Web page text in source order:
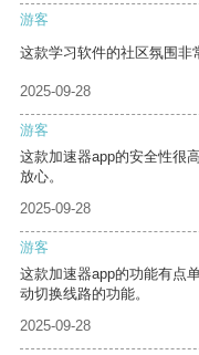
游客
这款学习软件的社区氛围非
2025-09-28
游客
这款加速器app的安全性很
放心。
2025-09-28
游客
这款加速器app的功能有点
动切换线路的功能。
2025-09-28